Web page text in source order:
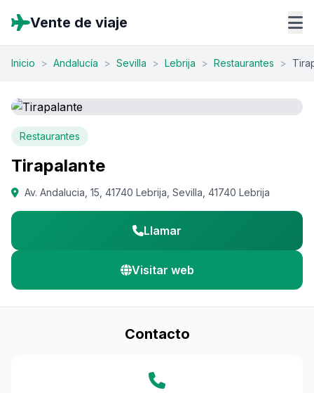
Vente de viaje
Inicio > Andalucía > Sevilla > Lebrija > Restaurantes >
Restaurantes
Tirapalante
Av. Andalucia, 15, 41740 Lebrija, Sevilla, 41740 Lebrija
Llamar
Visitar web
Contacto